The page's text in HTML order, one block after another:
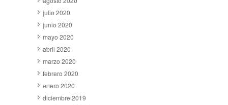
julio 2020
junio 2020
mayo 2020
abril 2020
marzo 2020
febrero 2020
enero 2020
diciembre 2019